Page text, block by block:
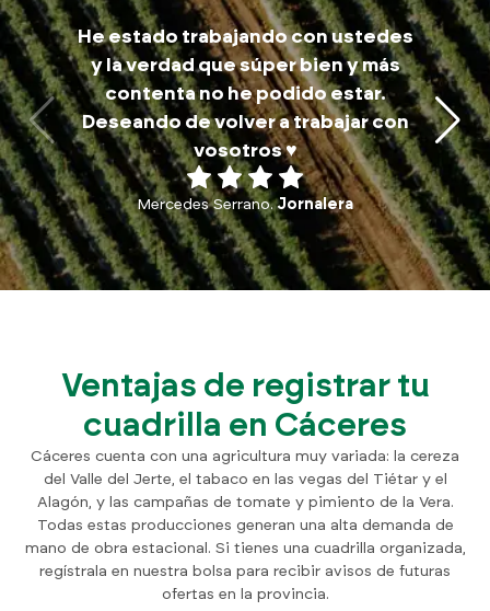
He estado trabajando con ustedes
y la verdad que súper bien y más
contenta no he podido estar.
Deseando de volver a trabajar con
vosotros ♥️
Mercedes Serrano.Jornalera
Ventajas de registrar tu
cuadrilla en Cáceres
Cáceres cuenta con una agricultura muy variada: la cereza
del Valle del Jerte, el tabaco en las vegas del Tiétar y el
Alagón, y las campañas de tomate y pimiento de la Vera.
Todas estas producciones generan una alta demanda de
mano de obra estacional. Si tienes una cuadrilla organizada,
regístrala en nuestra bolsa para recibir avisos de futuras
ofertas en la provincia.